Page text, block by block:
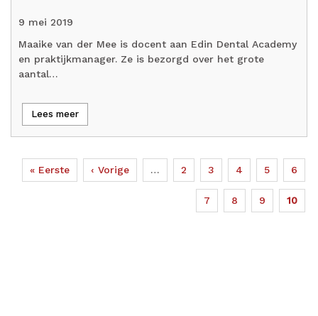
9 mei 2019
Maaike van der Mee is docent aan Edin Dental Academy
en praktijkmanager. Ze is bezorgd over het grote
aantal…
Lees meer
Paginering
Eerste
pagina
« Eerste
Vorige
pagina
‹ Vorige … Page
2 Page
3 Page
4 Page
5 Page
6
Page
7 Page
8 Page
9 10